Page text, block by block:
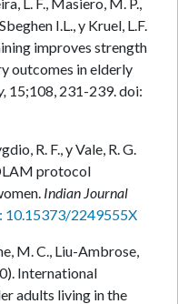
I.L., y Kruel, L.F.
improves strength
outcomes in elderly
15;108, 231-239. doi:
R. F., y Vale, R. G.
protocol
Indian Journal
10.15373/2249555X
M. C., Liu-Ambrose,
International
adults living in the